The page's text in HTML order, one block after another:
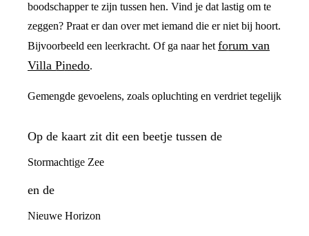
boodschapper te zijn tussen hen. Vind je dat lastig om te
zeggen? Praat er dan over met iemand die er niet bij hoort.
Bijvoorbeeld een leerkracht. Of ga naar het forum van
Villa Pinedo.
Gemengde gevoelens, zoals opluchting en verdriet tegelijk
Op de kaart zit dit een beetje tussen de
Stormachtige Zee
en de
Nieuwe Horizon